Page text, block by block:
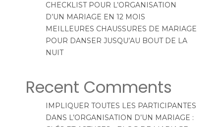
CHECKLIST POUR L’ORGANISATION
D’UN MARIAGE EN 12 MOIS
MEILLEURES CHAUSSURES DE MARIAGE
POUR DANSER JUSQU’AU BOUT DE LA
NUIT
Recent Comments
IMPLIQUER TOUTES LES PARTICIPANTES
DANS L’ORGANISATION D’UN MARIAGE :